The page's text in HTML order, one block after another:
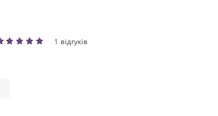
1 відгуків